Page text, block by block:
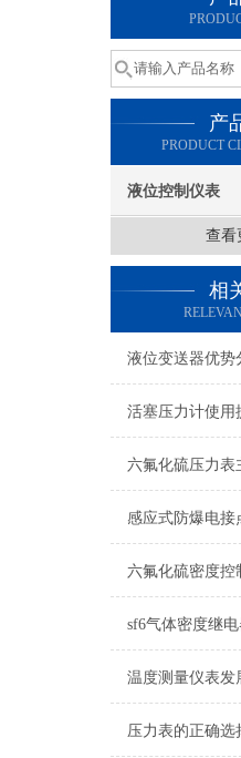
产
PRODUCT
液位控制仪表
查看
相
液位变送器优势
活塞压力计使用
温度测量仪表发
压力表的正确选